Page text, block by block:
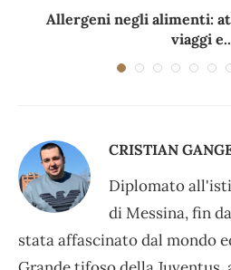
Allergeni negli alimenti:
viaggi
CRISTIAN
Diplomato
di Messina, fin
stata affascinato dal mondo